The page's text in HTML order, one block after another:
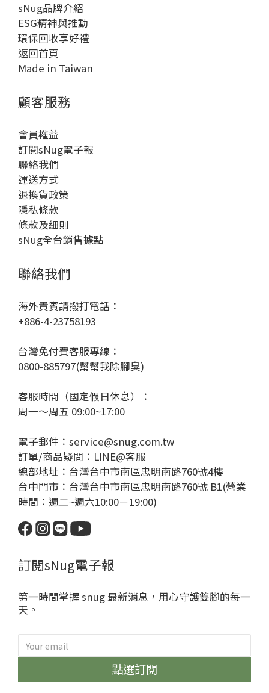
sNug品牌介紹
ESG精神與推動
環保回收享好禮
返回首頁
Made in Taiwan
顧客服務
會員權益
訂閱sNug電子報
聯絡我們
運送方式
退換貨政策
隱私條款
條款及細則
sNug全台銷售據點
聯絡我們
海外貴賓請撥打電話：
+886-4-23758193
台灣免付費客服專線：
0800-885797(幫幫我除腳臭)
客服時間（國定假日休息）：
周一～周五 09:00~17:00
電子郵件：service@snug.com.tw
訂單/商品疑問： LINE@客服
總部地址：台灣台中市南區忠明南路760號4樓
台中門市：台灣台中市南區忠明南路760號 B1(營業
時間：週二~週六10:00－19:00)
訂閱sNug電子報
第一時間掌握 snug 最新消息，用心守護雙腳的每一
天。
點選訂閱